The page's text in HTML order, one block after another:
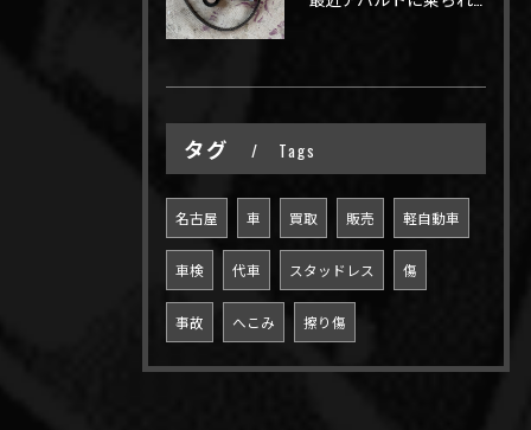
タグ Tags
名古屋 車 買取 販売 軽自動車
車検 代車 スタッドレス 傷
事故 へこみ 擦り傷